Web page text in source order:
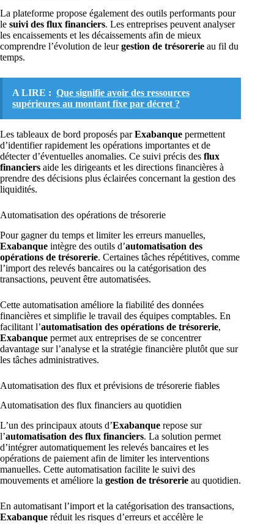
La plateforme propose également des outils performants pour
le suivi des flux financiers. Les entreprises peuvent analyser
les encaissements et les décaissements afin de mieux
comprendre l’évolution de leurgestion de trésorerie au fil du
temps.
A LIRE : Que signifie avoir des ressources
supérieures au montant fixe par décret ?
Les tableaux de bord proposés parExabanque permettent
d’identifier rapidement les opérations importantes et de
détecter d’éventuelles anomalies. Ce suivi précis des flux
financiers aide les dirigeants et les directions financières à
prendre des décisions plus éclairées concernant la gestion des
liquidités.
Automatisation des opérations de trésorerie
Pour gagner du temps et limiter les erreurs manuelles,
Exabanque intègre des outils d’automatisation des
opérations de trésorerie. Certaines tâches répétitives, comme
l’import des relevés bancaires ou la catégorisation des
transactions, peuvent être automatisées.
Cette automatisation améliore la fiabilité des données
financières et simplifie le travail des équipes comptables. En
facilitant l’automatisation des opérations de trésorerie,
Exabanque permet aux entreprises de se concentrer
davantage sur l’analyse et la stratégie financière plutôt que sur
les tâches administratives.
Automatisation des flux et prévisions de trésorerie fiables
Automatisation des flux financiers au quotidien
L’un des principaux atouts d’Exabanque repose sur
l’automatisation des flux financiers. La solution permet
d’intégrer automatiquement les relevés bancaires et les
opérations de paiement afin de limiter les interventions
manuelles. Cette automatisation facilite le suivi des
mouvements et améliore la gestion de trésorerie au quotidien.
En automatisant l’import et la catégorisation des transactions,
Exabanque réduit les risques d’erreurs et accélère le